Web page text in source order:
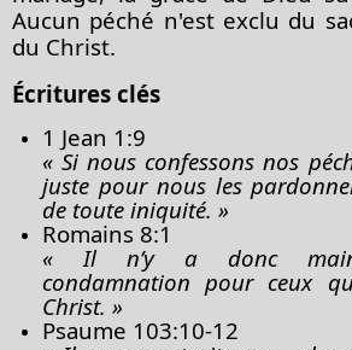
Aucun péché n'est exclu du
du Christ.
Écritures clés
1 Jean 1:9
« Si nous confessons nos
juste pour nous les
de toute iniquité. »
Romains 8:1
« Il n’y a donc
condamnation pour ceux
Christ. »
Psaume 103:10-12